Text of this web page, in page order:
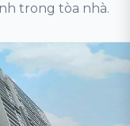
trong tòa nhà.